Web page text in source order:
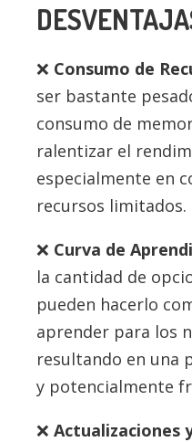
Consumo de
ser bastante
consumo de
ralentizar el
especialmente en
recursos limitados.
Curva de
la cantidad de
pueden hacerlo
aprender para los
resultando en una
y potencialmente
Actualizaciones